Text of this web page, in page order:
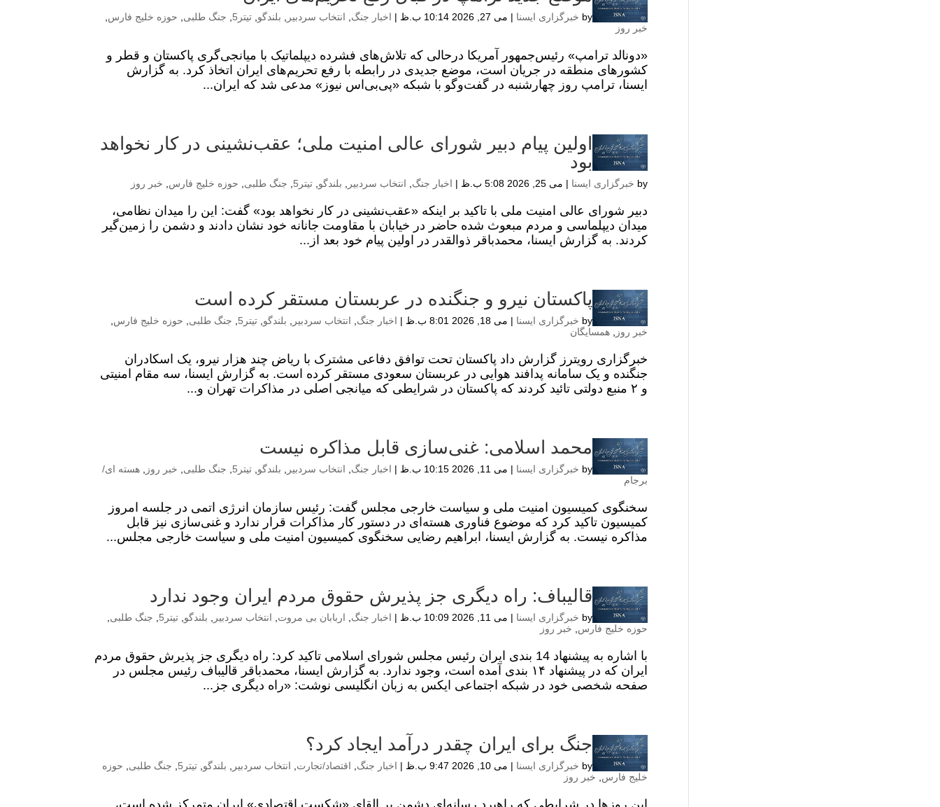
by خبرگزاری ایسنا | می 27, 2026 10:14 ب.ظ | اخبار جنگ انتخاب سردبیر بلندگو ,تیتر5 جنگ طلبی حوزه خلیج فارس
خبر روز
«دونالد ترامپ» رئیس‌جمهور آمریکا درحالی که تلاش‌های فشرده دیپلماتیک با میانجی‌گری پاکستان و قطر و
کشورهای منطقه در جریان است، موضع جدیدی در رابطه با رفع تحریم‌های ایران اتخاذ کرد. به گزارش
ایسنا، ترامپ روز چهارشنبه در گفت‌وگو با شبکه «پی‌بی‌اس نیوز» مدعی شد که ایران...
اولین پیام دبیر شورای عالی امنیت ملی؛ عقب‌نشینی در کار نخواهد
بود
by خبرگزاری ایسنا | می 25, 2026 5:08 ب.ظ | اخبار جنگ انتخاب سردبیر بلندگو تیتر5 جنگ طلبی حوزه خلیج فارس خبر روز
دبیر شورای عالی امنیت ملی با تاکید بر اینکه «عقب‌نشینی در کار نخواهد بود» گفت: این را میدان نظامی،
میدان دیپلماسی و مردم مبعوث شده حاضر در خیابان با مقاومت جانانه خود نشان دادند و دشمن را زمین‌گیر
کردند. به گزارش ایسنا، محمدباقر ذوالقدر در اولین پیام خود بعد از...
پاکستان نیرو و جنگنده در عربستان مستقر کرده است
by خبرگزاری ایسنا | می 18, 2026 8:01 ب.ظ | اخبار جنگ انتخاب سردبیر بلندگو ,تیتر5 جنگ طلبی حوزه خلیج فارس
خبر روز
همسایگان
خبرگزاری رویترز گزارش داد پاکستان تحت توافق دفاعی مشترک با ریاض چند هزار نیرو، یک اسکادران
جنگنده و یک سامانه پدافند هوایی در عربستان سعودی مستقر کرده است. به گزارش ایسنا، سه مقام امنیتی
و ۲ منبع دولتی تائید کردند که پاکستان در شرایطی که میانجی اصلی در مذاکرات تهران و...
محمد اسلامی: غنی‌سازی قابل مذاکره نیست
by خبرگزاری ایسنا | می 11, 2026 10:15 ب.ظ | اخبار جنگ انتخاب سردبیر بلندگو ,تیتر5 جنگ طلبی خبر روز ,هسته ای/
برجام
سخنگوی کمیسیون امنیت ملی و سیاست خارجی مجلس گفت: رئیس سازمان انرژی اتمی در جلسه امروز
کمیسیون تاکید کرد که موضوع فناوری هسته‌ای در دستور کار مذاکرات قرار ندارد و غنی‌سازی نیز قابل
مذاکره نیست. به گزارش ایسنا، ابراهیم رضایی سخنگوی کمیسیون امنیت ملی و سیاست خارجی مجلس...
قالیباف: راه دیگری جز پذیرش حقوق مردم ایران وجود ندارد
by خبرگزاری ایسنا | می 11, 2026 10:09 ب.ظ | اخبار جنگ اربابان بی مروت انتخاب سردبیر بلندگو ,تیتر5 جنگ طلبی
حوزه خلیج فارس
خبر روز
با اشاره به پیشنهاد 14 بندی ایران رئیس مجلس شورای اسلامی تاکید کرد: راه دیگری جز پذیرش حقوق مردم
ایران که در پیشنهاد ۱۴ بندی آمده است، وجود ندارد. به گزارش ایسنا، محمدباقر قالیباف رئیس مجلس در
صفحه شخصی خود در شبکه اجتماعی ایکس‌ به زبان انگلیسی نوشت: «راه دیگری جز...
جنگ برای ایران چقدر درآمد ایجاد کرد؟
by خبرگزاری ایسنا | می 10, 2026 9:47 ب.ظ | اخبار جنگ اقتصاد/تجارت انتخاب سردبیر بلندگو ,تیتر5 جنگ طلبی
حوزه
خلیج فارس
خبر روز
این روزها در شرایطی که راهبرد رسانه‌ای دشمن بر القای «شکست اقتصادی» ایران متمرکز شده است،